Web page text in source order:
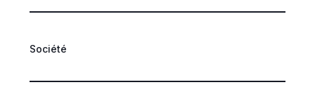
Société